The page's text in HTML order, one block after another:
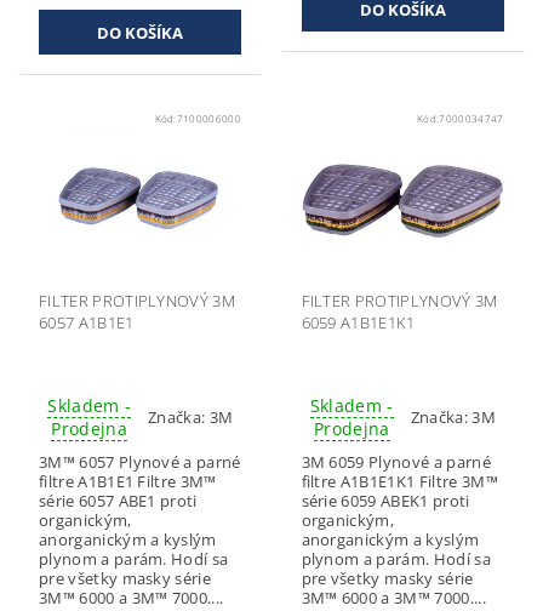
Kód: 7100006000
FILTER PROTIPLYNOVÝ 3M
6057 A1B1E1
Skladem -
Prodejna
Značka: 3M
3M™ 6057 Plynové a parné
filtre A1B1E1 Filtre 3M™
série 6057 ABE1 proti
organickým,
anorganickým a kyslým
plynom a parám. Hodí sa
pre všetky masky série
3M™ 6000 a 3M™ 7000....
Kód:7000034747
FILTER PROTIPLYNOVÝ 3M
6059 A1B1E1K1
Skladem -
Prodejna
Značka:3M
3M 6059 Plynové a parné
filtre A1B1E1K1 Filtre 3M™
série 6059 ABEK1 proti
organickým,
anorganickým a kyslým
plynom a parám. Hodí sa
pre všetky masky série
3M™ 6000 a 3M™ 7000....